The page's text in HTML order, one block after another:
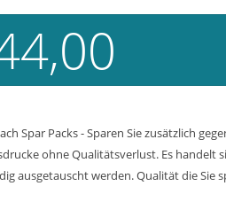
Spar Packs - Sparen Sie zusätzlich
ohne Qualitätsverlust. Es handelt
ausgetauscht werden. Qualität die Sie